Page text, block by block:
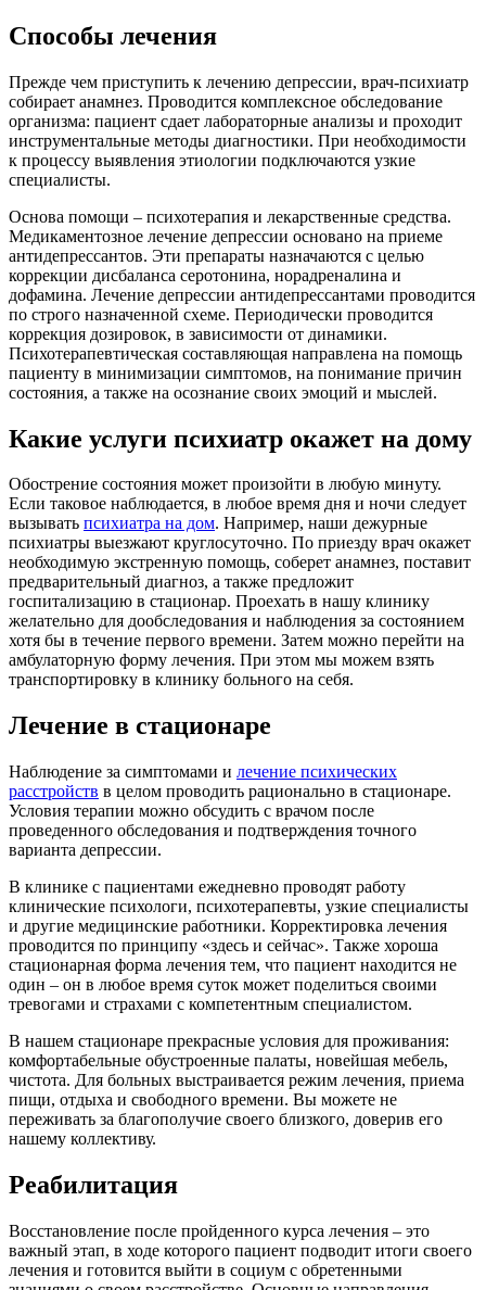
Способы лечения
Прежде чем приступить к лечению депрессии, врач-психиатр
собирает анамнез. Проводится комплексное обследование
организма: пациент сдает лабораторные анализы и проходит
инструментальные методы диагностики. При необходимости
к процессу выявления этиологии подключаются узкие
специалисты.
Основа помощи – психотерапия и лекарственные средства.
Медикаментозное лечение депрессии основано на приеме
антидепрессантов. Эти препараты назначаются с целью
коррекции дисбаланса серотонина, норадреналина и
дофамина. Лечение депрессии антидепрессантами проводится
по строго назначенной схеме. Периодически проводится
коррекция дозировок, в зависимости от динамики.
Психотерапевтическая составляющая направлена на помощь
пациенту в минимизации симптомов, на понимание причин
состояния, а также на осознание своих эмоций и мыслей.
Какие услуги психиатр окажет на дому
Обострение состояния может произойти в любую минуту.
Если таковое наблюдается, в любое время дня и ночи следует
вызывать психиатра на дом. Например, наши дежурные
психиатры выезжают круглосуточно. По приезду врач окажет
необходимую экстренную помощь, соберет анамнез, поставит
предварительный диагноз, а также предложит
госпитализацию в стационар. Проехать в нашу клинику
желательно для дообследования и наблюдения за состоянием
хотя бы в течение первого времени. Затем можно перейти на
амбулаторную форму лечения. При этом мы можем взять
транспортировку в клинику больного на себя.
Лечение в стационаре
Наблюдение за симптомами и лечение психических
расстройств в целом проводить рационально в стационаре.
Условия терапии можно обсудить с врачом после
проведенного обследования и подтверждения точного
варианта депрессии.
В клинике с пациентами ежедневно проводят работу
клинические психологи, психотерапевты, узкие специалисты
и другие медицинские работники. Корректировка лечения
проводится по принципу «здесь и сейчас». Также хороша
стационарная форма лечения тем, что пациент находится не
один – он в любое время суток может поделиться своими
тревогами и страхами с компетентным специалистом.
В нашем стационаре прекрасные условия для проживания:
комфортабельные обустроенные палаты, новейшая мебель,
чистота. Для больных выстраивается режим лечения, приема
пищи, отдыха и свободного времени. Вы можете не
переживать за благополучие своего близкого, доверив его
нашему коллективу.
Реабилитация
Восстановление после пройденного курса лечения – это
важный этап, в ходе которого пациент подводит итоги своего
лечения и готовится выйти в социум с обретенными